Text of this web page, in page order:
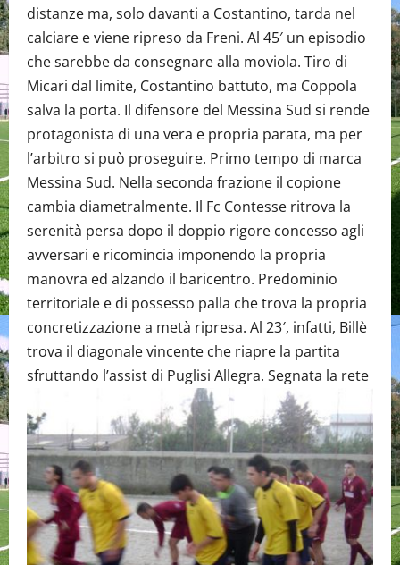
distanze ma, solo davanti a Costantino, tarda nel
calciare e viene ripreso da Freni. Al 45′ un episodio
che sarebbe da consegnare alla moviola. Tiro di
Micari dal limite, Costantino battuto, ma Coppola
salva la porta. Il difensore del Messina Sud si rende
protagonista di una vera e propria parata, ma per
l’arbitro si può proseguire. Primo tempo di marca
Messina Sud. Nella seconda frazione il copione
cambia diametralmente. Il Fc Contesse ritrova la
serenità persa dopo il doppio rigore concesso agli
avversari e ricomincia imponendo la propria
manovra ed alzando il baricentro. Predominio
territoriale e di possesso palla che trova la propria
concretizzazione a metà ripresa. Al 23′, infatti, Billè
trova il diagonale vincente che riapre la partita
sfruttando l’assist di Puglisi Allegra. Segnata la rete